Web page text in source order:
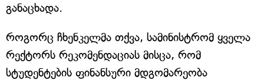
განაცხადა.
როგორც ჩხენკელმა თქვა, სამინისტრომ ყველა
რექტორს რეკომენდაციას მისცა, რომ
სტუდენტების ფინანსური მდგომარეობა